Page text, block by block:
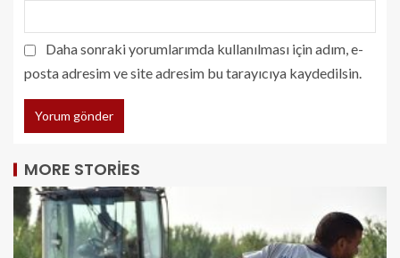
Daha sonraki yorumlarımda kullanılması için adım, e-
posta adresim ve site adresim bu tarayıcıya kaydedilsin.
MORE STORIES